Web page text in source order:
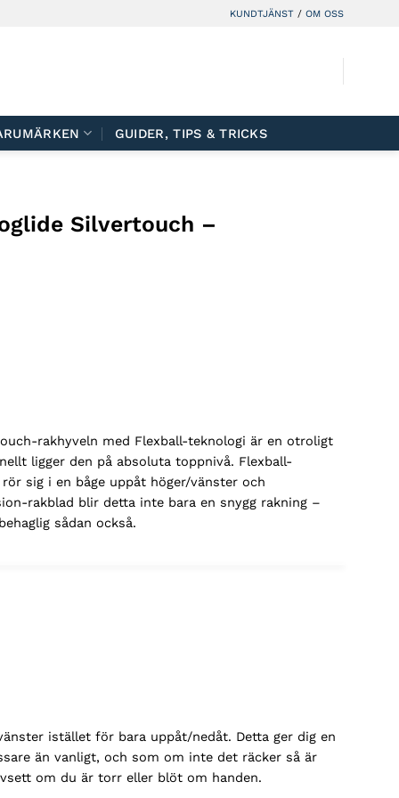
KUNDTJÄNST / OM OSS
GUIDER, TIPS & TRICKS
Silvertouch –
rakhyveln med Flexball-teknologi är en otroligt
ligger den på absoluta toppnivå. Flexball-
sig i en båge uppåt höger/vänster och
rakblad blir detta inte bara en snygg rakning –
sådan också.
istället för bara uppåt/nedåt. Detta ger dig en
än vanligt, och som om inte det räcker så är
om du är torr eller blöt om handen.